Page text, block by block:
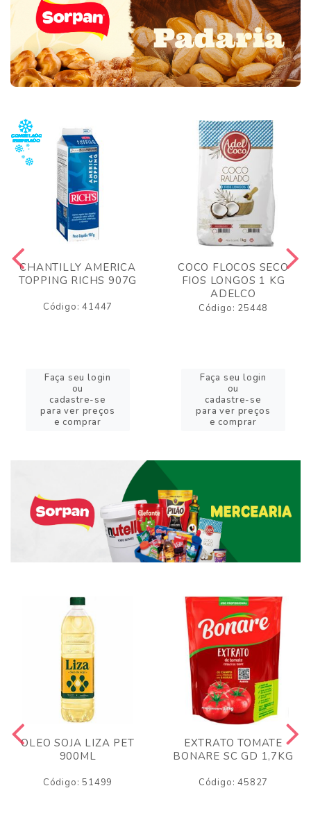
CHANTILLY AMERICA
TOPPING RICHS 907G
Código: 41447
Faça seu login
ou
cadastre-se
para ver preços
e comprar
COCO FLOCOS SECO
FIOS LONGOS 1 KG
ADELCO
Código: 25448
Faça seu login
ou
cadastre-se
para ver preços
e comprar
OLEO SOJA LIZA PET
900ML
Código: 51499
EXTRATO TOMATE
BONARE SC GD 1,7KG
Código: 45827